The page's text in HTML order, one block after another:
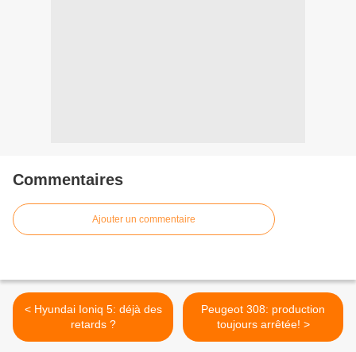
Commentaires
Ajouter un commentaire
< Hyundai Ioniq 5: déjà des
retards ?
Peugeot 308: production
toujours arrêtée! >